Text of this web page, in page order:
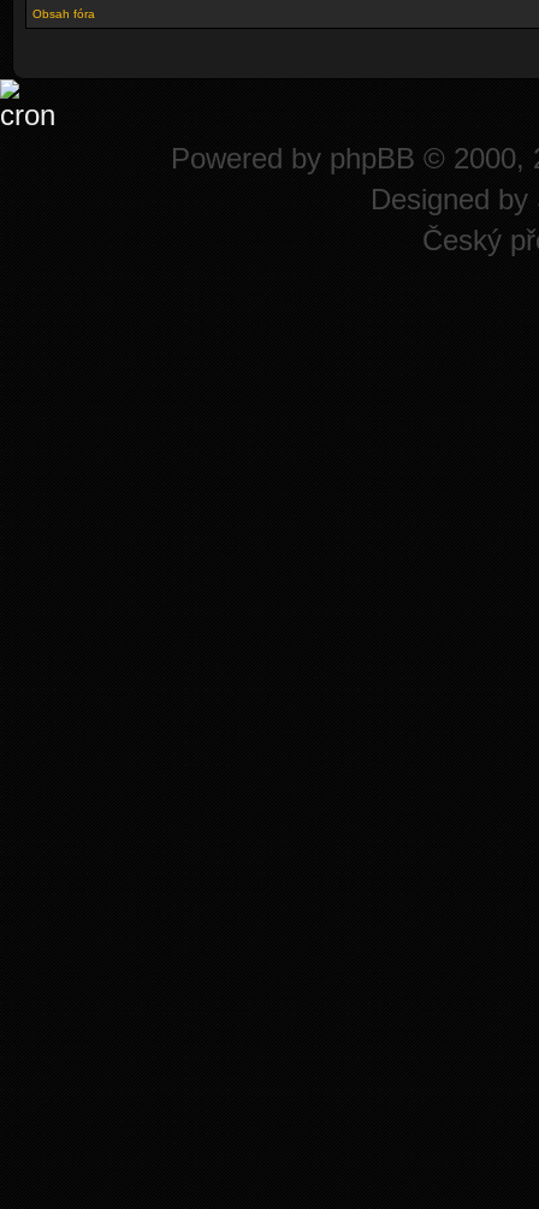
Obsah fóra
Powered by phpBB © 2000,
Designed by
Český